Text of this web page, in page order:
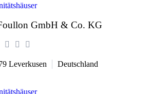
GmbH & Co. KG
Leverkusen Deutschland